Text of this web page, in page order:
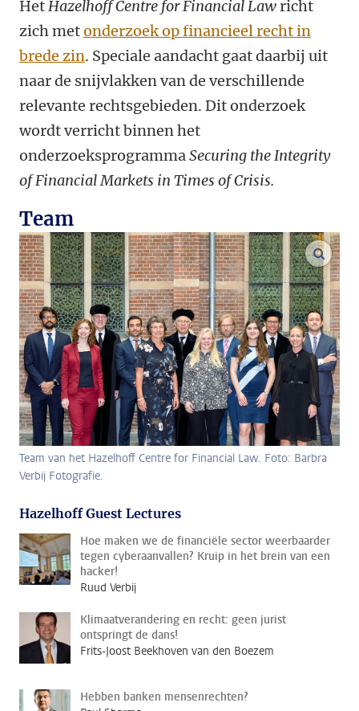
Het Hazelhoff Centre for Financial Law richt
zich metonderzoek op financieel recht in
brede zin. Speciale aandacht gaat daarbij uit
naar de snijvlakken van de verschillende
relevante rechtsgebieden. Dit onderzoek
wordt verricht binnen het
onderzoeksprogramma Securing the Integrity
of Financial Markets in Times of Crisis.
Team
Team van het Hazelhoff Centre for Financial Law. Foto: Barbra
Verbij Fotografie.
Hazelhoff Guest Lectures
Hoe maken we de financiële sector weerbaarder
tegen cyberaanvallen? Kruip in het brein van een
hacker!
Ruud Verbij
Klimaatverandering en recht: geen jurist
ontspringt de dans!
Frits-Joost Beekhoven van den Boezem
Hebben banken mensenrechten?